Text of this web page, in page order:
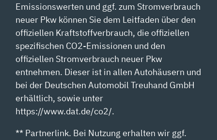
Emissionswerten und ggf. zum Stromverbrauch
neuer Pkw können Sie dem Leitfaden über den
offiziellen Kraftstoffverbrauch, die offiziellen
spezifischen CO2-Emissionen und den
offiziellen Stromverbrauch neuer Pkw
entnehmen. Dieser ist in allen Autohäusern und
bei der Deutschen Automobil Treuhand GmbH
erhältlich, sowie unter
https://www.dat.de/co2/.
** Partnerlink. Bei Nutzung erhalten wir ggf.